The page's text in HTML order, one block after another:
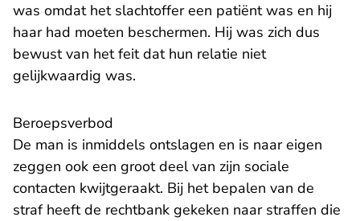
was omdat het slachtoffer een patiënt was en hij
haar had moeten beschermen. Hij was zich dus
bewust van het feit dat hun relatie niet
gelijkwaardig was.
Beroepsverbod
De man is inmiddels ontslagen en is naar eigen
zeggen ook een groot deel van zijn sociale
contacten kwijtgeraakt. Bij het bepalen van de
straf heeft de rechtbank gekeken naar straffen die